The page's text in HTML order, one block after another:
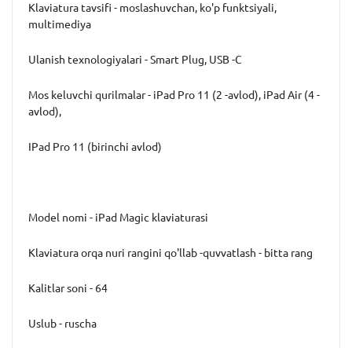
Klaviatura tavsifi - moslashuvchan, ko'p funktsiyali,
multimediya
Ulanish texnologiyalari - Smart Plug, USB -C
Mos keluvchi qurilmalar - iPad Pro 11 (2 -avlod), iPad Air (4 -
avlod),
IPad Pro 11 (birinchi avlod)
Model nomi - iPad Magic klaviaturasi
Klaviatura orqa nuri rangini qo'llab -quvvatlash - bitta rang
Kalitlar soni - 64
Uslub - ruscha